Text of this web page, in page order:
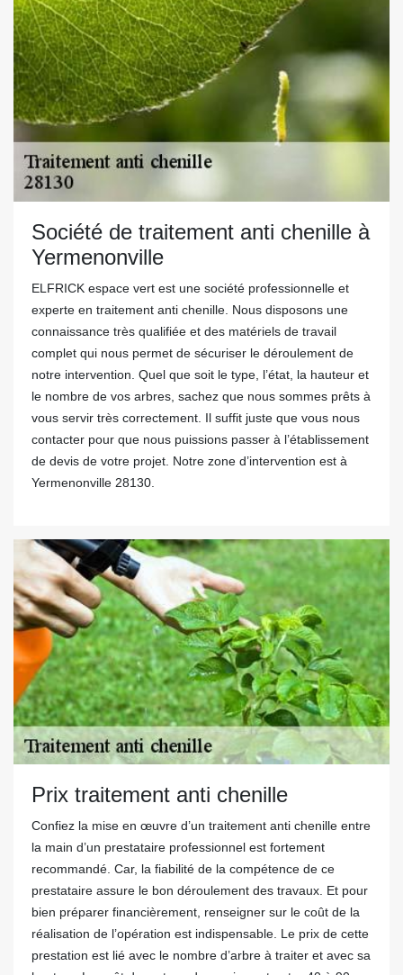
Société de traitement anti chenille à
Yermenonville
ELFRICK espace vert est une société professionnelle et
experte en traitement anti chenille. Nous disposons une
connaissance très qualifiée et des matériels de travail
complet qui nous permet de sécuriser le déroulement de
notre intervention. Quel que soit le type, l’état, la hauteur et
le nombre de vos arbres, sachez que nous sommes prêts à
vous servir très correctement. Il suffit juste que vous nous
contacter pour que nous puissions passer à l’établissement
de devis de votre projet. Notre zone d’intervention est à
Yermenonville 28130.
Prix traitement anti chenille
Confiez la mise en œuvre d’un traitement anti chenille entre
la main d’un prestataire professionnel est fortement
recommandé. Car, la fiabilité de la compétence de ce
prestataire assure le bon déroulement des travaux. Et pour
bien préparer financièrement, renseigner sur le coût de la
réalisation de l’opération est indispensable. Le prix de cette
prestation est lié avec le nombre d’arbre à traiter et avec sa